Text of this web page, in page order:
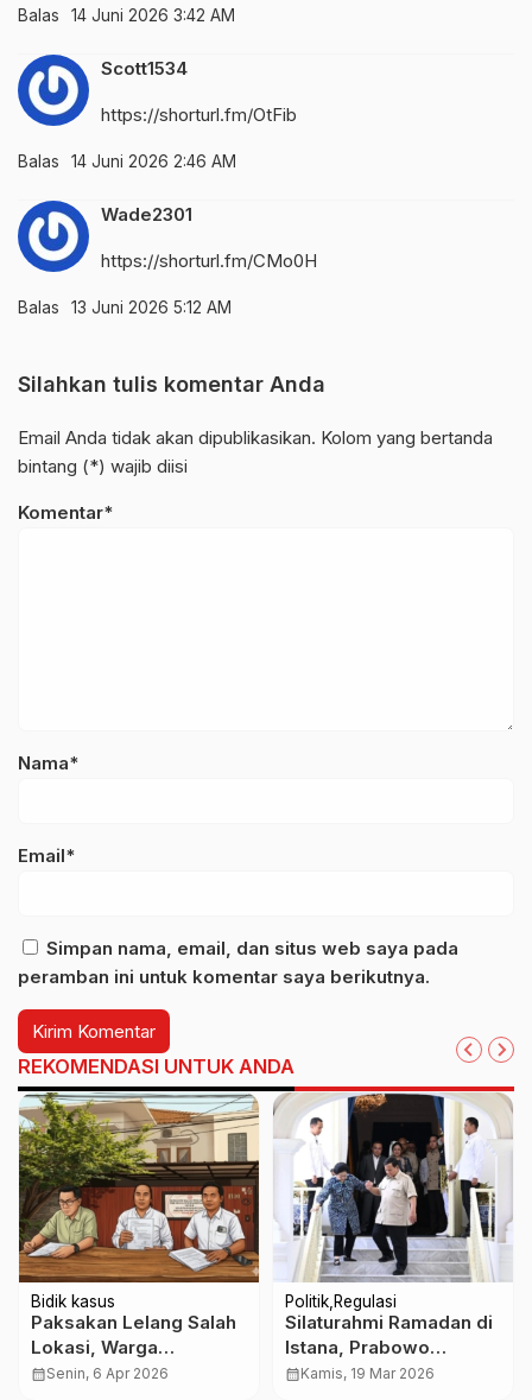
Balas 14 Juni 2026 3:42 AM
Scott1534
https://shorturl.fm/OtFib
Balas 14 Juni 2026 2:46 AM
Wade2301
https://shorturl.fm/CMo0H
Balas 13 Juni 2026 5:12 AM
Silahkan tulis komentar Anda
Email Anda tidak akan dipublikasikan. Kolom yang bertanda
bintang (*) wajib diisi
Komentar*
Nama*
Email*
Simpan nama, email, dan situs web saya pada
peramban ini untuk komentar saya berikutnya.
REKOMENDASI UNTUK ANDA
Bidik kasus
Paksakan Lelang Salah
Lokasi, Warga
Denpasar Barat
calendar_monthSenin, 6 Apr 2026
Politik Regulasi
Silaturahmi Ramadan di
Istana, Prabowo
Subianto Terima
calendar_monthKamis, 19 Mar 2026